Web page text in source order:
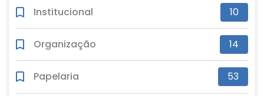
Institucional 10
Organização 14
Papelaria 53